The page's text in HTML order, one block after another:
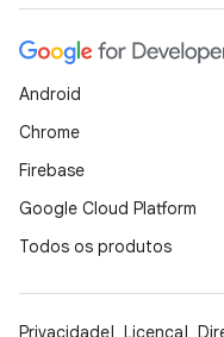
Android
Chrome
Firebase
Google Cloud Platform
Todos os produtos
Privacidade Licença